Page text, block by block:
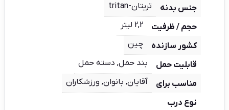
جنس بدنه تریتان-tritan
حجم / ظرفیت 2,2 لیتر
کشور سازنده چین
قابلیت حمل بند حمل, دسته حمل
مناسب برای آقایان, بانوان, ورزشکاران
نوع درب